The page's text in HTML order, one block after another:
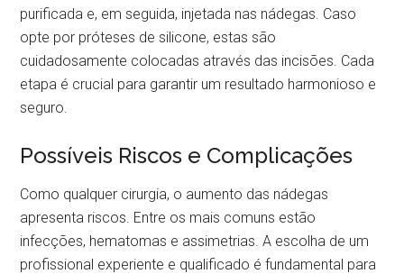
purificada e, em seguida, injetada nas nádegas. Caso
opte por próteses de silicone, estas são
cuidadosamente colocadas através das incisões. Cada
etapa é crucial para garantir um resultado harmonioso e
seguro.
Possíveis Riscos e Complicações
Como qualquer cirurgia, o aumento das nádegas
apresenta riscos. Entre os mais comuns estão
infecções, hematomas e assimetrias. A escolha de um
profissional experiente e qualificado é fundamental para